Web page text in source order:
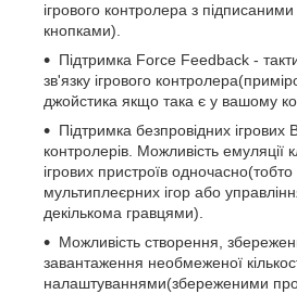
ігрового контролера з
кнопками).
Підтримка Force Feedback -
зв'язку ігрового
джойстика якщо така є у вашому
Підтримка безпровідних ігрових
контролерів. Можливість емуляції
ігрових пристроїв
мультиплеєрних ігор або
декількома гравцями).
Можливість створення,
завантаження необмеженої
налаштуваннями(збереженими